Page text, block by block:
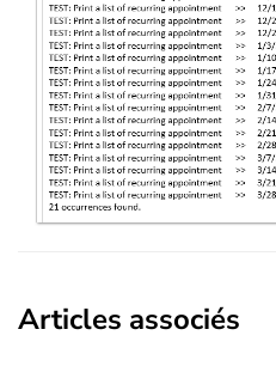
Articles associés